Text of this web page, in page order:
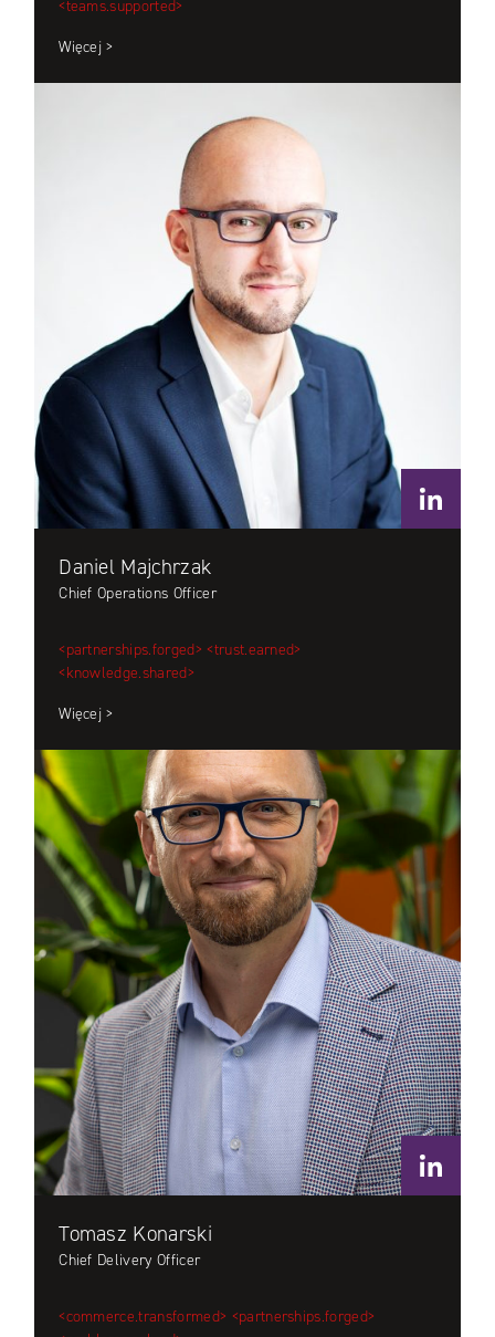
<teams.supported>
Więcej >
Daniel Majchrzak
Chief Operations Officer
<partnerships.forged> <trust.earned>
<knowledge.shared>
Więcej >
Tomasz Konarski
Chief Delivery Officer
<commerce.transformed> <partnerships.forged>